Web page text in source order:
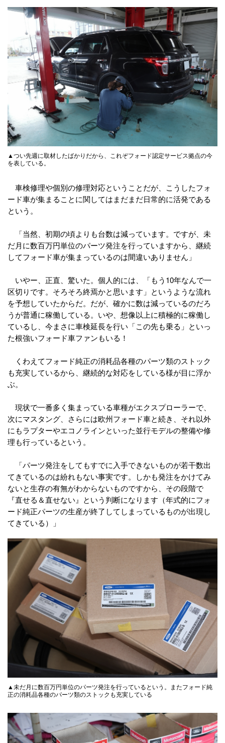
▲つい先週に取材したばかりだから、これぞフォード認定サービス拠点の今
を表している。
車検修理や個別の修理対応ということだが、こうしたフォ
ード車が集まることに関してはまだまだ日常的に活発である
という。
「当然、初期の頃よりも台数は減っています。ですが、未
だ月に数百万円単位のパーツ発注を行っていますから、継続
してフォード車が集まっているのは間違いありません」
いやー、正直、驚いた。個人的には、「もう10年なんで一
区切りです。そろそろ終焉かと思います」というような流れ
を予想していたからだ。だが、確かに数は減っているのだろ
うが普通に稼働している。いや、想像以上に積極的に稼働し
ているし、今まさに車検延長を行い「この先も乗る」といっ
た根強いフォード車ファンもいる！
くわえてフォード純正の消耗品各種のパーツ類のストック
も充実しているから、継続的な対応をしている様が目に浮か
ぶ。
現状で一番多く集まっている車種がエクスプローラーで、
次にマスタング、さらには欧州フォード車と続き、それ以外
にもラプターやエコノラインといった並行モデルの整備や修
理も行っているという。
「パーツ発注をしてもすでに入手できないものが若干数出
てきているのは紛れもない事実です。しかも発注をかけてみ
ないと生存の有無がわからないものですから、その段階で
『直せる＆直せない』という判断になります（年式的にフォ
ード純正パーツの生産が終了してしまっているものが出現し
てきている）」
▲未だ月に数百万円単位のパーツ発注を行っているという。またフォード純
正の消耗品各種のパーツ類のストックも充実している